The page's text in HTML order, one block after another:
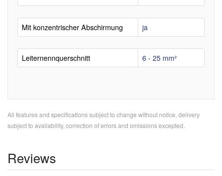
Mit konzentrischer Abschirmung ja
Leiternennquerschnitt 6 - 25 mm²
All features and specifications subject to change without notice, delivery
subject to availability, correction of errors and omissions excepted.
Reviews